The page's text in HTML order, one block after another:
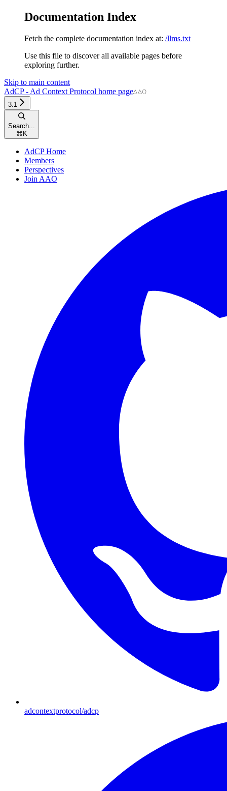
Documentation Index
Fetch the complete documentation index at: /llms.txt
Use this file to discover all available pages before
exploring further.
Skip to main content
AdCP - Ad Context Protocol home page
3.1
Search...
⌘ K
AdCP Home
Members
Perspectives
Join AAO
adcontextprotocol/adcp